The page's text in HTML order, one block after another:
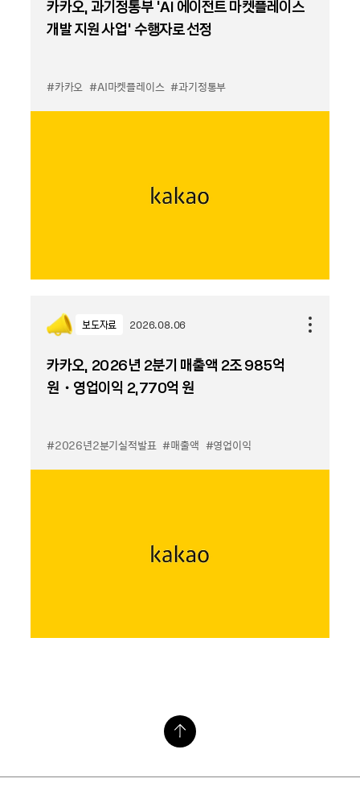
카카오, 과기정통부 ‘AI 에이전트 마켓플레이스
개발 지원 사업’ 수행자로 선정
#카카오 #AI마켓플레이스 #과기정통부
보도자료 2026.08.06
카카오, 2026년 2분기 매출액 2조 985억
원・영업이익 2,770억 원
#2026년2분기실적발표 #매출액 #영업이익